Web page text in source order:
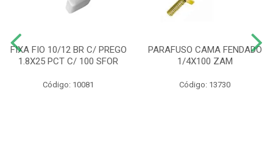
FIXA FIO 10/12 BR C/ PREGO
1.8X25 PCT C/ 100 SFOR
Código: 10081
PARAFUSO CAMA FENDADO
1/4X100 ZAM
Código: 13730